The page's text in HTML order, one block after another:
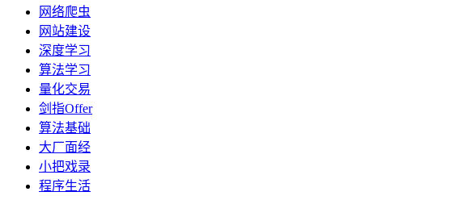
网络爬虫
网站建设
深度学习
算法学习
量化交易
剑指Offer
算法基础
大厂面经
小把戏录
程序生活